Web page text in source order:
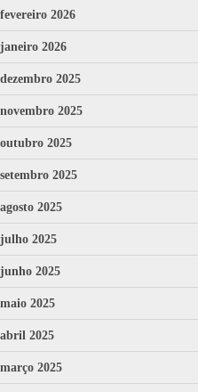
fevereiro 2026
janeiro 2026
dezembro 2025
novembro 2025
outubro 2025
setembro 2025
agosto 2025
julho 2025
junho 2025
maio 2025
abril 2025
março 2025